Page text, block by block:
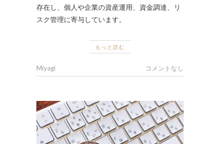
存在し、個人や企業の資産運用、資金調達、リ
スク管理に寄与しています。
もっと読む
Miyagi コメントなし